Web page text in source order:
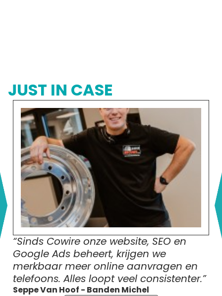
JUST IN CASE
“Sinds Cowire onze website, SEO en
Google Ads beheert, krijgen we
merkbaar meer online aanvragen en
telefoons. Alles loopt veel consistenter.”
Seppe Van Hoof - Banden Michel